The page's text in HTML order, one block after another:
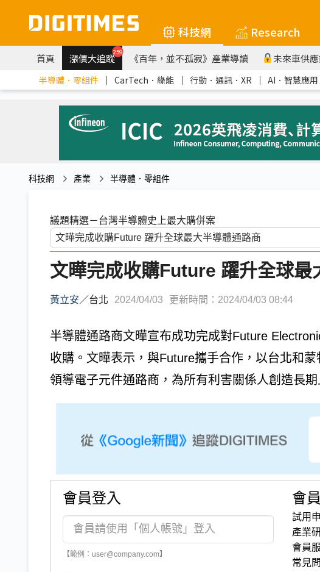
科技網 Research
首頁 漲價大追蹤259 《百年，並不孤寂》產業導讀 未來車供
半導體．零組件 ｜ CarTech．綠能 ｜ 行動．通訊．XR ｜ AI．智慧應
科技網 產業 半導體．零組件
議題精選－台灣半導體史上最大購併案
文曄完成收購Future 躍升全球最
黃立安 ／台北 2024/04/03 更新時間：2024/04/03 08:44
半導體通路商文曄宣布成功完成對Future
收購。文曄表示，與Future攜手合作，以台北和
領導電子元件通路商，為所有利害關係人創造長期
會員登入
【範例：user@company.com】
會
試用
產業
會員
常見